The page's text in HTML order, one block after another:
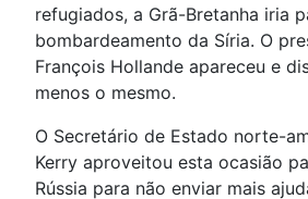
refugiados, a Grã-Bretanha iria
bombardeamento da Síria. O
François Hollande apareceu e
menos o mesmo.
O Secretário de Estado norte-
Kerry aproveitou esta ocasião
Rússia para não enviar mais